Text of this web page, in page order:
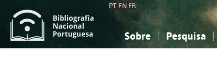
PT EN FR
Sobre Pesquisa